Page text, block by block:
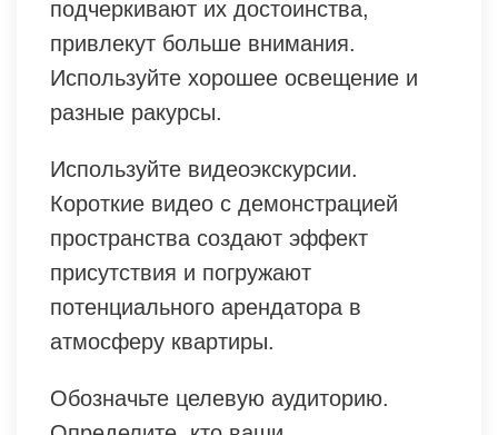
подчеркивают их достоинства,
привлекут больше внимания.
Используйте хорошее освещение и
разные ракурсы.
Используйте видеоэкскурсии.
Короткие видео с демонстрацией
пространства создают эффект
присутствия и погружают
потенциального арендатора в
атмосферу квартиры.
Обозначьте целевую аудиторию.